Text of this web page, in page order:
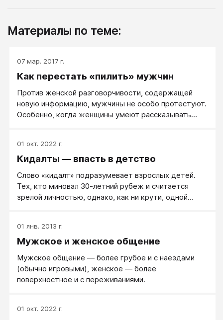
Материалы по теме:
07 мар. 2017 г.
Как перестать «пилить» мужчин
Против женской разговорчивости, содержащей
новую информацию, мужчины не особо протестуют.
Особенно, когда женщины умеют рассказывать
01 окт. 2022 г.
Кидалты — впасть в детство
Слово «кидалт» подразумевает взрослых детей.
Тех, кто миновал 30-летний рубеж и считается
зрелой личностью, однако, как ни крути, одной
01 янв. 2013 г.
Мужское и женское общение
Мужское общение — более грубое и с наездами
(обычно игровыми), женское — более
поверхностное и с переживаниями.
01 окт. 2022 г.